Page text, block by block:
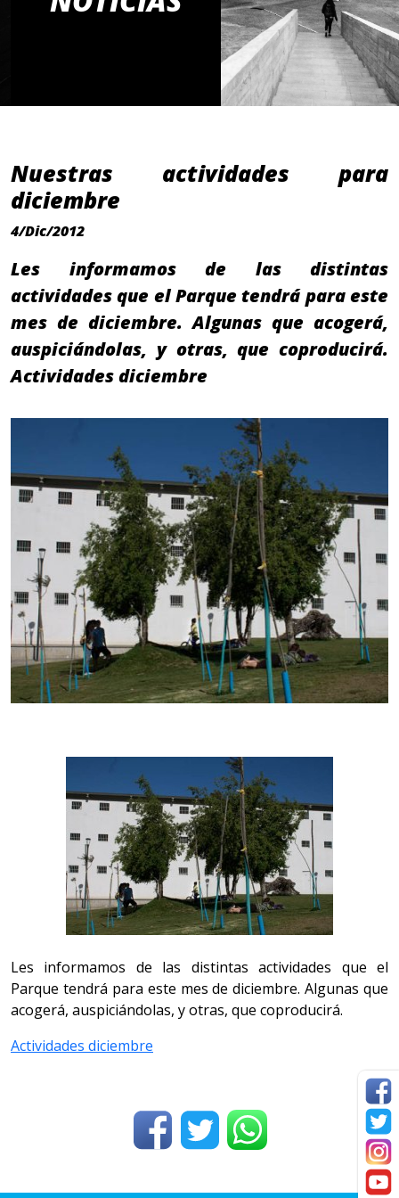
Nuestras actividades para
diciembre
4/Dic/2012
Les informamos de las distintas
actividades que el Parque tendrá para este
mes de diciembre. Algunas que acogerá,
auspiciándolas, y otras, que coproducirá.
Actividades diciembre
Les informamos de las distintas actividades que el
Parque tendrá para este mes de diciembre. Algunas que
acogerá, auspiciándolas, y otras, que coproducirá.
Actividades diciembre